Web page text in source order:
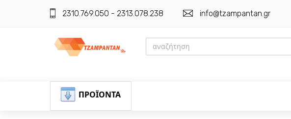
2310.769.050 - 2313.078.238 info@tzampantan.gr
ΠΡΟΪΟΝΤΑ